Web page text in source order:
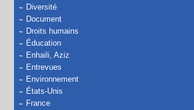
Diversité
Document
Droits humains
Éducation
Enhaili, Aziz
Entrevues
Environnement
États-Unis
France